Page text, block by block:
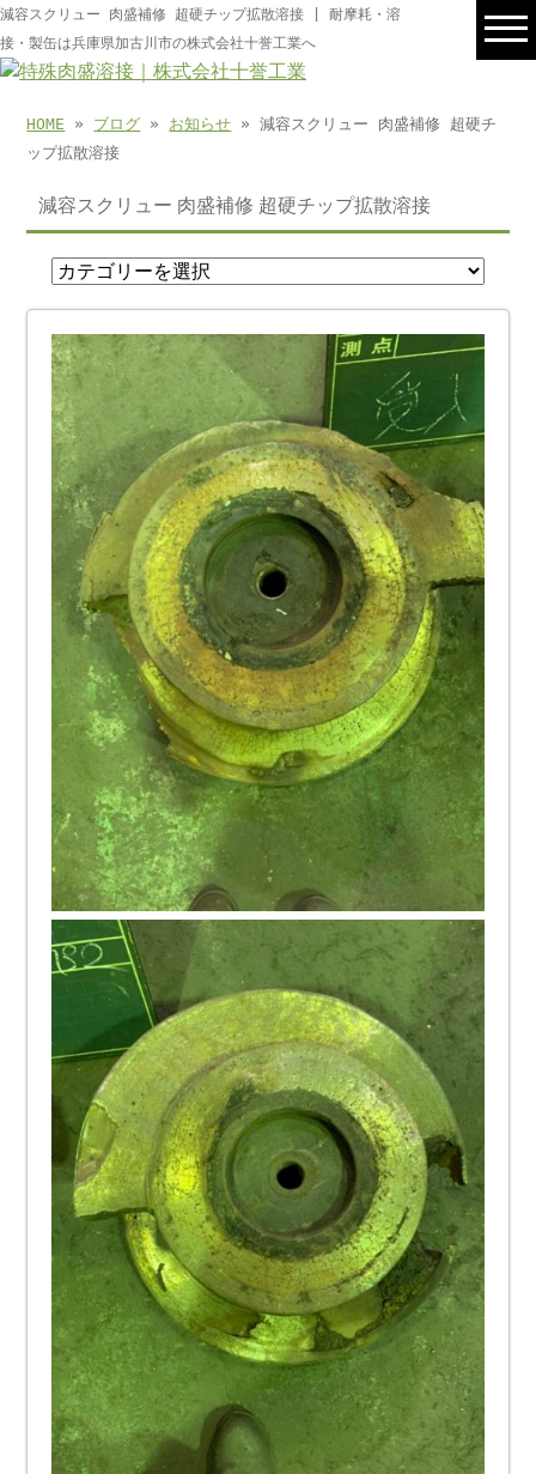
減容スクリュー 肉盛補修 超硬チップ拡散溶接 | 耐摩耗・溶
接・製缶は兵庫県加古川市の株式会社十誉工業へ
HOME » ブログ » お知らせ » 減容スクリュー 肉盛補修 超硬チ
ップ拡散溶接
減容スクリュー 肉盛補修 超硬チップ拡散溶接